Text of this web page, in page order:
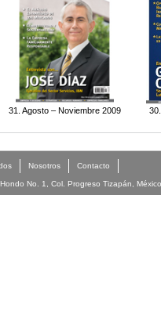
31. Agosto – Noviembre 2009
Nosotros Contacto
No. 1, Col. Progreso Tizapán,